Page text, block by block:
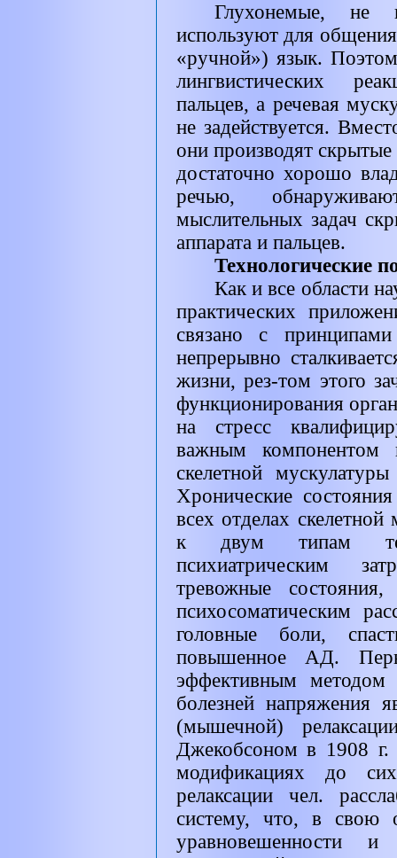
Глухонемые, не
используют для
«ручной») язык.
лингвистических
пальцев, а речевая
не задействуется.
они производят
достаточно хорошо
речью,
мыслительных задач
аппарата и пальцев.
Технологические
Как и все области
практических
связано с
непрерывно
жизни, рез-том этого
функционирования
на стресс
важным компонентом
скелетной
Хронические
всех отделах
к двум типам
психиатрическим
тревожные
психосоматическим
головные боли,
повышенное АД.
эффективным методом
болезней напряжения
(мышечной)
Джекобсоном в 1908
модификациях до
релаксации чел.
систему, что, в свою
уравновешенности